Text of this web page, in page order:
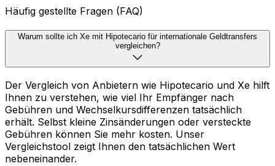
Häufig gestellte Fragen (FAQ)
Warum sollte ich Xe mit Hipotecario für internationale Geldtransfers
vergleichen?
Der Vergleich von Anbietern wie Hipotecario und Xe hilft
Ihnen zu verstehen, wie viel Ihr Empfänger nach
Gebühren und Wechselkursdifferenzen tatsächlich
erhält. Selbst kleine Zinsänderungen oder versteckte
Gebühren können Sie mehr kosten. Unser
Vergleichstool zeigt Ihnen den tatsächlichen Wert
nebeneinander.